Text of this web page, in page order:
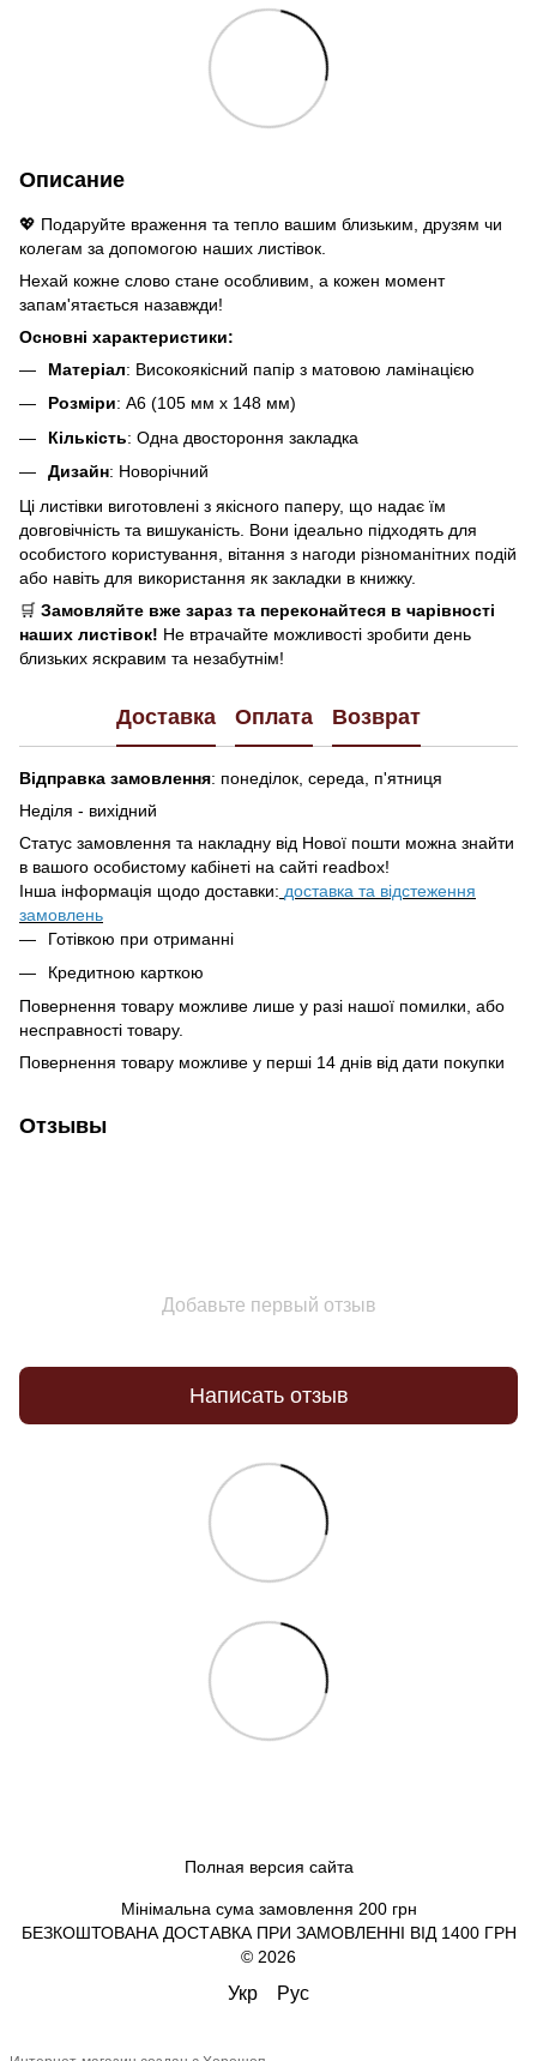
Описание
💖 Подаруйте враження та тепло вашим близьким, друзям чи
колегам за допомогою наших листівок.
Нехай кожне слово стане особливим, а кожен момент
запам'ятається назавжди!
Основні характеристики:
Матеріал: Високоякісний папір з матовою ламінацією
Розміри: A6 (105 мм x 148 мм)
Кількість: Одна двостороння закладка
Дизайн: Новорічний
Ці листівки виготовлені з якісного паперу, що надає їм
довговічність та вишуканість. Вони ідеально підходять для
особистого користування, вітання з нагоди різноманітних подій
або навіть для використання як закладки в книжку.
🛒 Замовляйте вже зараз та переконайтеся в чарівності
наших листівок! Не втрачайте можливості зробити день
близьких яскравим та незабутнім!
Доставка Оплата Возврат
Відправка замовлення: понеділок, середа, п'ятниця
Неділя - вихідний
Статус замовлення та накладну від Нової пошти можна знайти
в вашого особистому кабінеті на сайті readbox!
Інша інформація щодо доставки: доставка та відстеження
замовлень
Готівкою при отриманні
Кредитною карткою
Повернення товару можливе лише у разі нашої помилки, або
несправності товару.
Повернення товару можливе у перші 14 днів від дати покупки
Отзывы
Добавьте первый отзыв
Написать отзыв
Полная версия сайта
Мінімальна сума замовлення 200 грн
БЕЗКОШТОВАНА ДОСТАВКА ПРИ ЗАМОВЛЕННІ ВІД 1400 ГРН
© 2026
Укр Рус